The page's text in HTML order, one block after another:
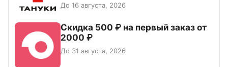
До 16 августа, 2026
Скидка 500 ₽ на первый заказ от
2000 ₽
До 31 августа, 2026